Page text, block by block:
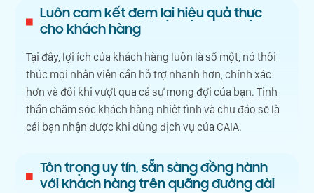
Luôn cam kết đem lại hiệu quả thực
cho khách hàng
Tại đây, lợi ích của khách hàng luôn là số một, nó thôi
thúc mọi nhân viên cần hỗ trợ nhanh hơn, chính xác
hơn và đôi khi vượt qua cả sự mong đợi của bạn. Tinh
thần chăm sóc khách hàng nhiệt tình và chu đáo sẽ là
cái bạn nhận được khi dùng dịch vụ của CAIA.
Tôn trọng uy tín, sẵn sàng đồng hành
với khách hàng trên quãng đường dài